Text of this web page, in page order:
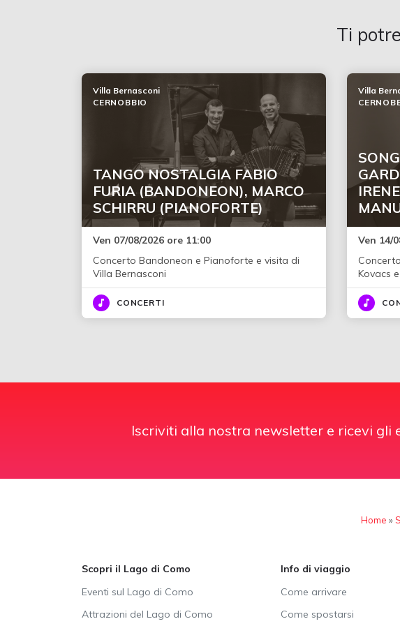
Ti
TANGO NOSTALGIA FABIO
FURIA (BANDONEON), MARCO
SCHIRRU (PIANOFORTE)
Villa Bernasconi
CERNOBBIO
Ven 07/08/2026 ore 11:00
Concerto Bandoneon e Pianoforte e visita di
Villa Bernasconi
CONCERTI
Villa
Ven 14/
Kovacs
Iscriviti alla nostra newsletter e ricevi gli
Home »
Scopri il Lago di Como
Eventi sul Lago di Como
Attrazioni del Lago di Como
Info di viaggio
Come arrivare
Come spostarsi